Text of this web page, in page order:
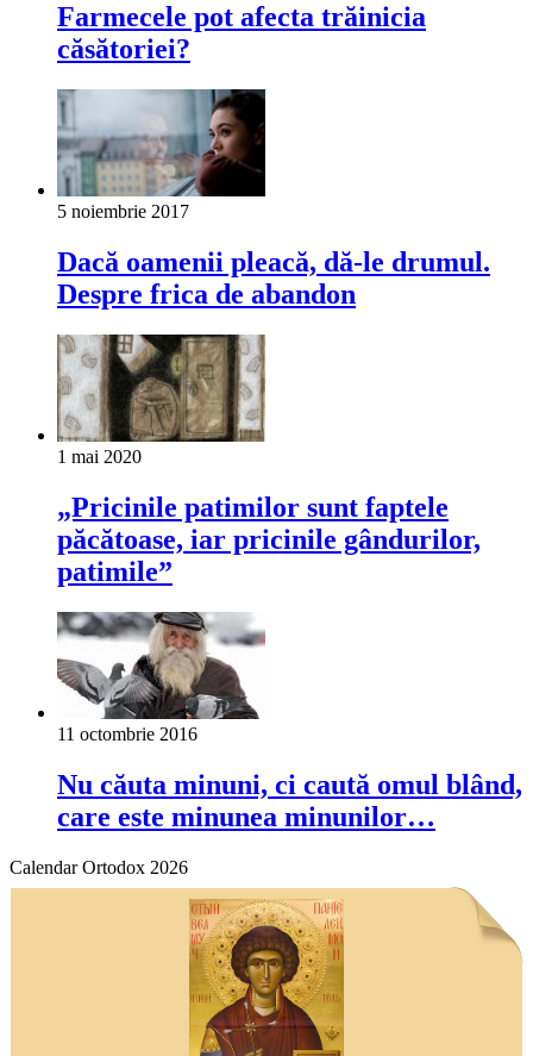
Farmecele pot afecta trăinicia
căsătoriei?
5 noiembrie 2017
Dacă oamenii pleacă, dă-le drumul.
Despre frica de abandon
1 mai 2020
„Pricinile patimilor sunt faptele
păcătoase, iar pricinile gândurilor,
patimile”
11 octombrie 2016
Nu căuta minuni, ci caută omul blând,
care este minunea minunilor…
Calendar Ortodox 2026